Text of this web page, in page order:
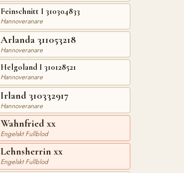
Feinschnitt I 310304833
Hannoveranare
Arlanda 311053218
Hannoveranare
Helgoland I 310128521
Hannoveranare
Irland 310332917
Hannoveranare
Wahnfried xx
Engelskt Fullblod
Lehnsherrin xx
Engelskt Fullblod